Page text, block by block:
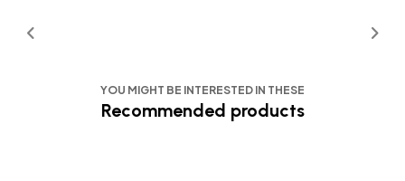
YOU MIGHT BE INTERESTED IN THESE
Recommended products